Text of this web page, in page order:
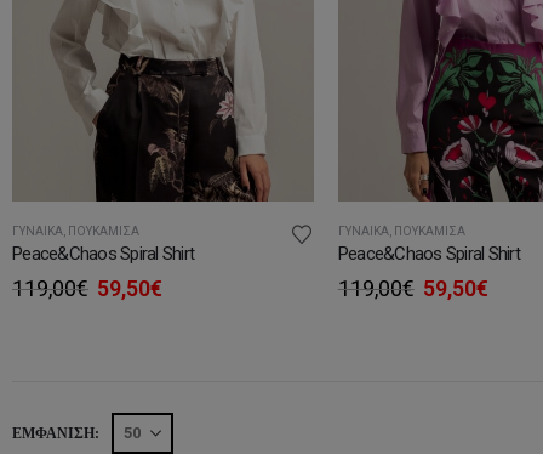
ΓΥΝΑΊΚΑ ΠΟΥΚΆΜΙΣΑ
Peace&Chaos Spiral Shirt
119,00€ Original
price
59,50€
ΓΥΝΑΊΚΑ ΠΟΥΚΆΜΙΣΑ
Peace&Chaos Spiral Shirt
119,00€ Original
price
59,50€Η
ΕΜΦΆΝΙΣΗ: